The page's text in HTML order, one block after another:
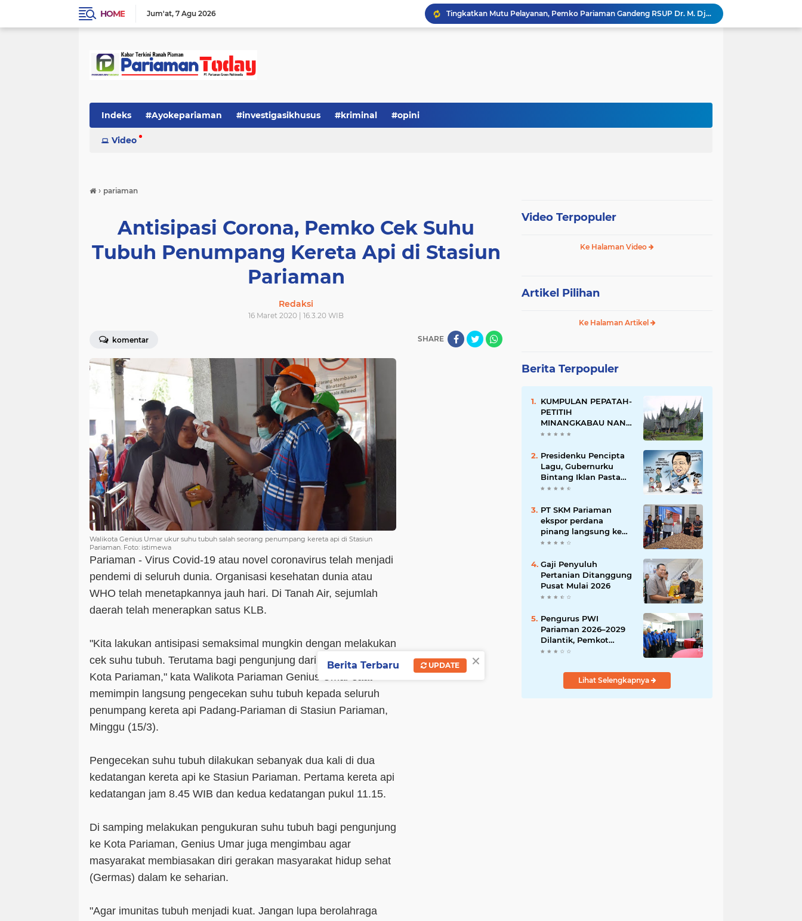
HOME Jum'at 7 Agu 2026
Tingkatkan Mutu Pelayanan, Pemko Pariaman Gandeng RSUP Dr. M. Djamil Padang
Serba-serbi: Tokoh Publik, Citra Publik
Pisah Sambut Kapolres, Yota Balad Tekankan Pentingnya Sinergi Jaga Kondusivitas Daerah
Indeks #Ayokepariaman #investigasikhusus #kriminal #opini
Video
› pariaman
Antisipasi Corona, Pemko Cek Suhu
Tubuh Penumpang Kereta Api di Stasiun
Pariaman
Redaksi
16 Maret 2020 | 16.3.20 WIB
komentar SHARE
Walikota Genius Umar ukur suhu tubuh salah seorang penumpang kereta api di Stasiun
Pariaman. Foto: istimewa
Pariaman - Virus Covid-19 atau novel coronavirus telah menjadi
pendemi di seluruh dunia. Organisasi kesehatan dunia atau
WHO telah menetapkannya jauh hari. Di Tanah Air, sejumlah
daerah telah menerapkan satus KLB.
"Kita lakukan antisipasi semaksimal mungkin dengan melakukan
cek suhu tubuh. Terutama bagi pengunjung dari luar daerah ke
Kota Pariaman," kata Walikota Pariaman Genius Umar saat
memimpin langsung pengecekan suhu tubuh kepada seluruh
penumpang kereta api Padang-Pariaman di Stasiun Pariaman,
Minggu (15/3).
Pengecekan suhu tubuh dilakukan sebanyak dua kali di dua
kedatangan kereta api ke Stasiun Pariaman. Pertama kereta api
kedatangan jam 8.45 WIB dan kedua kedatangan pukul 11.15.
Di samping melakukan pengukuran suhu tubuh bagi pengunjung
ke Kota Pariaman, Genius Umar juga mengimbau agar
masyarakat membiasakan diri gerakan masyarakat hidup sehat
(Germas) dalam ke seharian.
"Agar imunitas tubuh menjadi kuat. Jangan lupa berolahraga
Video Terpopuler
Ke Halaman Video
Artikel Pilihan
Ke Halaman Artikel
Berita Terpopuler
KUMPULAN PEPATAH-
PETITIH
MINANGKABAU NAN
ELOK
Presidenku Pencipta
Lagu, Gubernurku
Bintang Iklan Pasta
Gigi
PT SKM Pariaman
ekspor perdana
pinang langsung ke
India
Gaji Penyuluh
Pertanian Ditanggung
Pusat Mulai 2026
Pengurus PWI
Pariaman 2026–2029
Dilantik, Pemkot
Tekankan Sinergi dan
Lihat Selengkapnya
×
Berita Terbaru UPDATE